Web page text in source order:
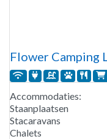
Flower Camping
Accommodaties:
Staanplaatsen
Stacaravans
Chalets